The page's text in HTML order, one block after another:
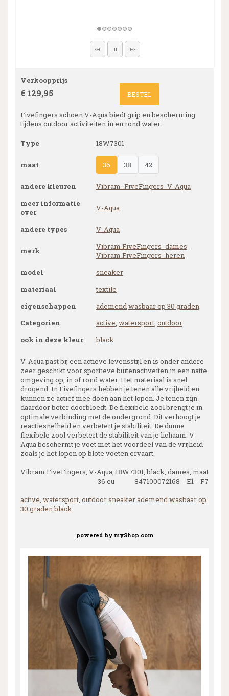
Verkoopprijs
€ 129,95 BESTEL
Fivefingers schoen V-Aqua biedt grip en bescherming
tijdens outdoor activiteiten in en rond water.
Type 18W7301
maat 36 38 42
andere kleuren
Vibram_FiveFingers_V-Aqua
meer informatie
over
V-Aqua
andere types V-Aqua
merk Vibram FiveFingers_dames
Vibram FiveFingers_heren
model
sneaker
materiaal
textile
eigenschappen
ademendwasbaar op 30 graden
Categorien
active, watersport, outdoor
ook in deze kleur
black
V-Aqua past bij een actieve levensstijl en is onder andere
zeer geschikt voor sportieve buitenactiveiten in een natte
omgeving op, in of rond water. Het materiaal is snel
drogend. In Fivefingers hebben je tenen alle vrijheid en
kunnen ze actief mee doen aan het lopen. Je tenen zijn
daardoor beter doorbloedt. De flexibele zool brengt je in
optimale verbinding met de ondergrond. Dit verhoogt je
reactiesnelheid en verbetert je stabiliteit. De dunne
flexibele zool verbetert de stabiliteit van je lichaam. V-
Aqua beschermt je voet met het voordeel van de vrijheid
zoals je het lopen op blote voeten ervaart.
Vibram FiveFingers, V-Aqua, 18W7301, black, dames, maat
36 eu 847100072168 _ E1 _ F7
active, watersport, outdoorsneakerademendwasbaar op
30 gradenblack
powered by myShop.com